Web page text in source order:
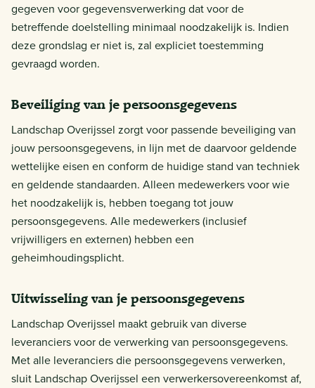
gegeven voor gegevensverwerking dat voor de
betreffende doelstelling minimaal noodzakelijk is. Indien
deze grondslag er niet is, zal expliciet toestemming
gevraagd worden.
Beveiliging van je persoonsgegevens
Landschap Overijssel zorgt voor passende beveiliging van
jouw persoonsgegevens, in lijn met de daarvoor geldende
wettelijke eisen en conform de huidige stand van techniek
en geldende standaarden. Alleen medewerkers voor wie
het noodzakelijk is, hebben toegang tot jouw
persoonsgegevens. Alle medewerkers (inclusief
vrijwilligers en externen) hebben een
geheimhoudingsplicht.
Uitwisseling van je persoonsgegevens
Landschap Overijssel maakt gebruik van diverse
leveranciers voor de verwerking van persoonsgegevens.
Met alle leveranciers die persoonsgegevens verwerken,
sluit Landschap Overijssel een verwerkersovereenkomst af,